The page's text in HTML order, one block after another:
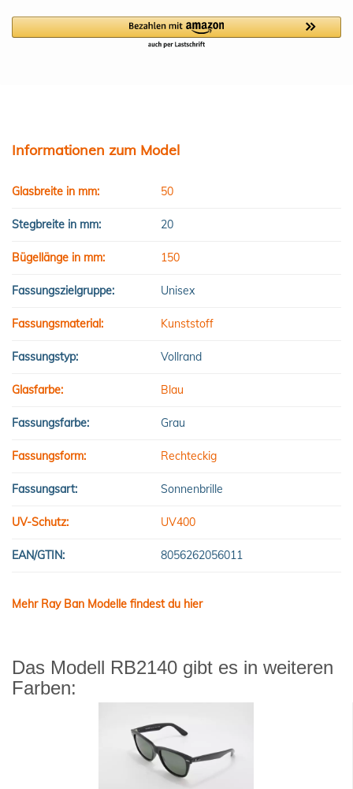
Informationen zum Model
Glasbreite in mm: 50
Stegbreite in mm: 20
Bügellänge in mm: 150
Fassungszielgruppe: Unisex
Fassungsmaterial: Kunststoff
Fassungstyp: Vollrand
Glasfarbe: Blau
Fassungsfarbe: Grau
Fassungsform: Rechteckig
Fassungsart: Sonnenbrille
UV-Schutz: UV400
EAN/GTIN: 8056262056011
Mehr Ray Ban Modelle findest du hier
Das Modell RB2140 gibt es in weiteren
Farben: